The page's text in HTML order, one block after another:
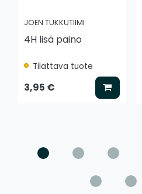
JOEN TUKKUTIIMI
4H lisä paino
Tilattava tuote
3,95 € Lisää